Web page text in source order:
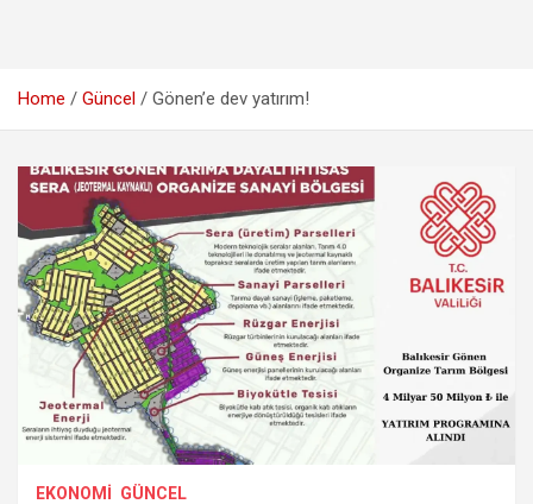
Home Güncel Gönen’e dev yatırım!
EKONOMI GÜNCEL